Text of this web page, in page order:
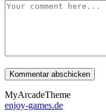
MyArcadeTheme
enjoy-games.de